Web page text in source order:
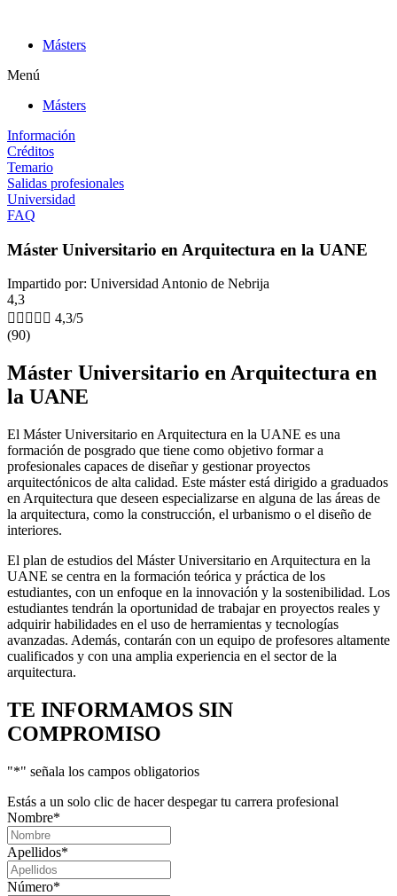
contenidoMásters
Menú
Másters
Información
Créditos
Temario
Salidas profesionales
Universidad
FAQ
Máster Universitario en Arquitectura en la UANE
Impartido por: Universidad Antonio de Nebrija
4,3
     4,3/5
(90)
Máster Universitario en Arquitectura en
la UANE
El Máster Universitario en Arquitectura en la UANE es una
formación de posgrado que tiene como objetivo formar a
profesionales capaces de diseñar y gestionar proyectos
arquitectónicos de alta calidad. Este máster está dirigido a graduados
en Arquitectura que deseen especializarse en alguna de las áreas de
la arquitectura, como la construcción, el urbanismo o el diseño de
interiores.
El plan de estudios del Máster Universitario en Arquitectura en la
UANE se centra en la formación teórica y práctica de los
estudiantes, con un enfoque en la innovación y la sostenibilidad. Los
estudiantes tendrán la oportunidad de trabajar en proyectos reales y
adquirir habilidades en el uso de herramientas y tecnologías
avanzadas. Además, contarán con un equipo de profesores altamente
cualificados y con una amplia experiencia en el sector de la
arquitectura.
TE INFORMAMOS SIN
COMPROMISO
"*" señala los campos obligatorios
Estás a un solo clic de hacer despegar tu carrera profesional
Nombre*
Apellidos*
Número*